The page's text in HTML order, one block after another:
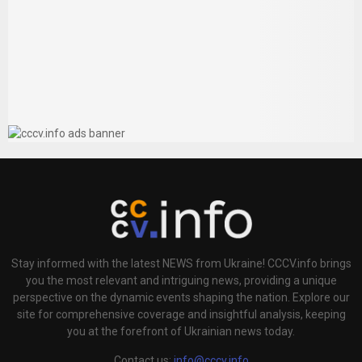
Stay informed with the latest NEWS from Ukraine! CCCV.info brings
you the most relevant and intriguing news, providing a unique
perspective on the dynamic events shaping the nation. Explore our
site for comprehensive coverage and insightful analysis, keeping
you at the forefront of Ukrainian news today.